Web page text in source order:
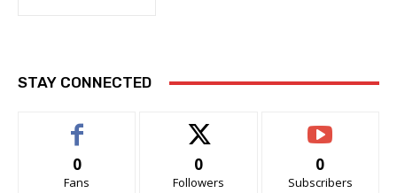
STAY CONNECTED
0
Fans
0
Followers
0
Subscribers